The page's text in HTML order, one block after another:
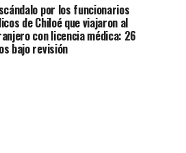
por los funcionarios
de Chiloé que viajaron al
con licencia médica: 26
bajo revisión